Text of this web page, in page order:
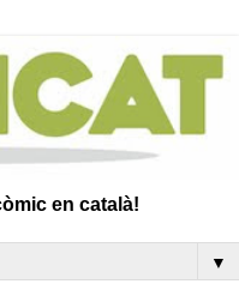
en català!
▼